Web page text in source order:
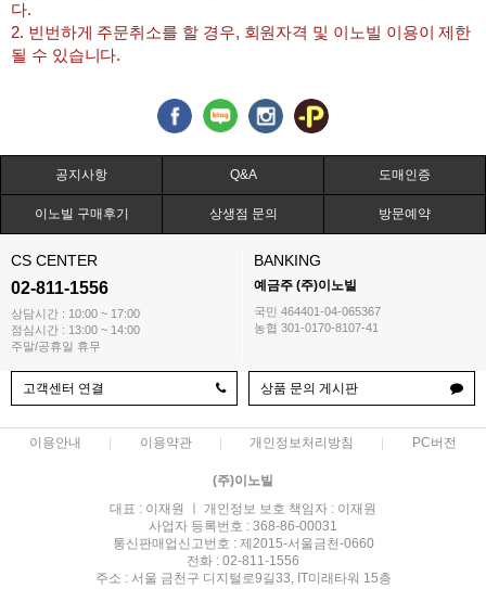
다.
2. 빈번하게 주문취소를 할 경우, 회원자격 및 이노빌 이용이 제한
될 수 있습니다.
공지사항 Q&A 도매인증
이노빌 구매후기 상생점 문의 방문예약
CS CENTER
02-811-1556
상담시간 : 10:00 ~ 17:00
점심시간 : 13:00 ~ 14:00
주말/공휴일 휴무
BANKING
예금주 (주)이노빌
국민 464401-04-065367
농협 301-0170-8107-41
고객센터 연결 상품 문의 게시판
이용안내 이용약관 개인정보처리방침 PC버전
(주)이노빌
대표 : 이재원 ㅣ 개인정보 보호 책임자 : 이재원
사업자 등록번호 : 368-86-00031
통신판매업신고번호 : 제2015-서울금천-0660
전화 : 02-811-1556
주소 : 서울 금천구 디지털로9길33, IT미래타워 15층